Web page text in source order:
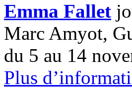
Emma Fallet
Marc Amyot,
du 5 au 14
Plus